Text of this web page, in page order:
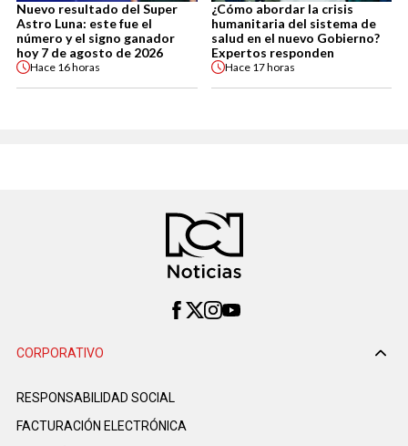
Nuevo resultado del Super
Astro Luna: este fue el
número y el signo ganador
hoy 7 de agosto de 2026
Hace 16 horas
¿Cómo abordar la crisis
humanitaria del sistema de
salud en el nuevo Gobierno?
Expertos responden
Hace 17 horas
CORPORATIVO
RESPONSABILIDAD SOCIAL
FACTURACIÓN ELECTRÓNICA